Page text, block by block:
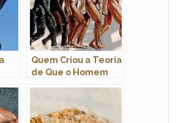
Quem Criou a Teoria
de Que o Homem